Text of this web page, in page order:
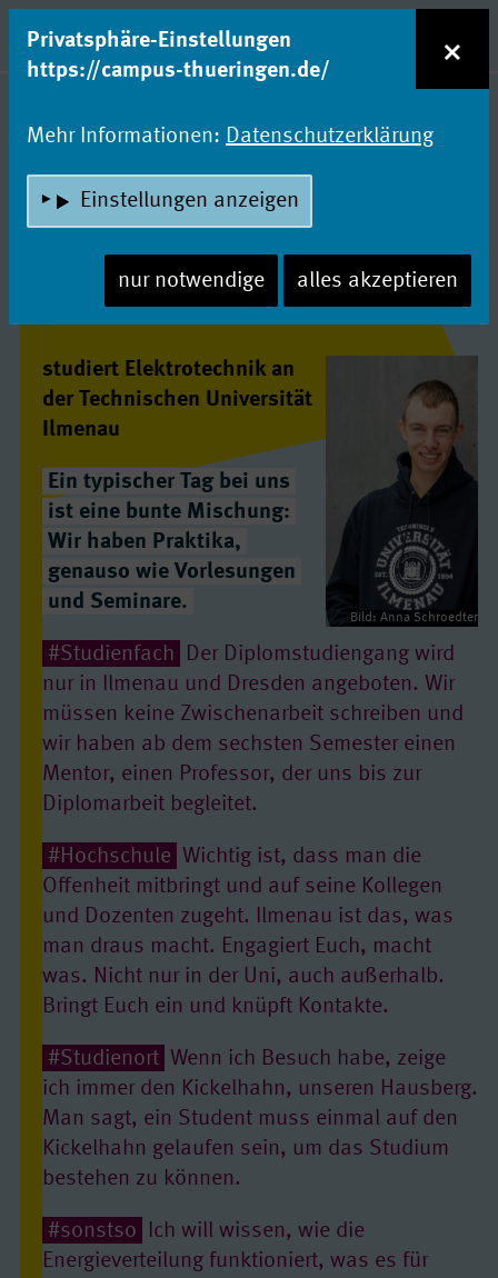
zum Inhalt
Entdecke Dein Studium!
INTERVIEW MIT CARSTEN
Carsten
Bild: Anna Schroedter
studiert Elektrotechnik an
der Technischen Universität
Ilmenau
Ein typischer Tag bei uns
ist eine bunte Mischung:
Wir haben Praktika,
genauso wie Vorlesungen
und Seminare.
#Studienfach
Der Diplomstudiengang wird
nur in Ilmenau und Dresden angeboten. Wir
müssen keine Zwischenarbeit schreiben und
wir haben ab dem sechsten Semester einen
Mentor, einen Professor, der uns bis zur
Diplomarbeit begleitet.
#Hochschule Wichtig ist, dass man die
Offenheit mitbringt und auf seine Kollegen
und Dozenten zugeht. Ilmenau ist das, was
man draus macht. Engagiert Euch, macht
was. Nicht nur in der Uni, auch außerhalb.
Bringt Euch ein und knüpft Kontakte.
#Studienort Wenn ich Besuch habe, zeige
ich immer den Kickelhahn, unseren Hausberg.
Man sagt, ein Student muss einmal auf den
Kickelhahn gelaufen sein, um das Studium
bestehen zu können.
#sonstso
Ich will wissen, wie die
Energieverteilung funktioniert, was es für
Privatsphäre-Einstellungen
https://campus-thueringen.de/
×
Mehr Informationen: Datenschutzerklärung
Einstellungen anzeigen
nur notwendige alles akzeptieren